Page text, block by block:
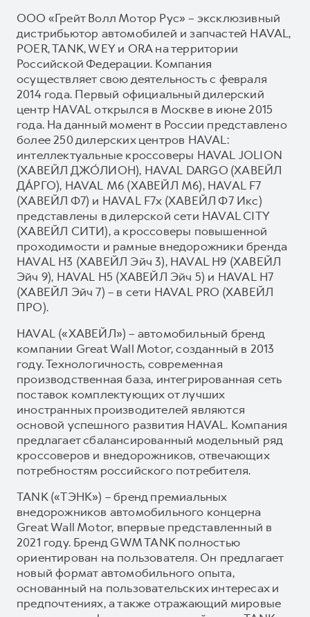
ООО «Грейт Волл Мотор Рус» – эксклюзивный
дистрибьютор автомобилей и запчастей HAVAL,
POER, TANK, WEY и ORA на территории
Российской Федерации. Компания
осуществляет свою деятельность с февраля
2014 года. Первый официальный дилерский
центр HAVAL открылся в Москве в июне 2015
года. На данный момент в России представлено
более 250 дилерских центров HAVAL:
интеллектуальные кроссоверы HAVAL JOLION
(ХАВЕЙЛ ДЖО́ЛИОН), HAVAL DARGO (ХАВЕЙЛ
ДА́РГО), HAVAL М6 (ХАВЕЙЛ M6), HAVAL F7
(ХАВЕЙЛ Ф7) и HAVAL F7x (ХАВЕЙЛ Ф7 Икс)
представлены в дилерской сети HAVAL CITY
(ХАВЕЙЛ СИТИ), а кроссоверы повышенной
проходимости и рамные внедорожники бренда
HAVAL H3 (ХАВЕЙЛ Эйч 3), HAVAL H9 (ХАВЕЙЛ
Эйч 9), HAVAL H5 (ХАВЕЙЛ Эйч 5) и HAVAL H7
(ХАВЕЙЛ Эйч 7) – в сети HAVAL PRO (ХАВЕЙЛ
ПРО).
HAVAL («ХАВЕЙЛ») – автомобильный бренд
компании Great Wall Motor, созданный в 2013
году. Технологичность, современная
производственная база, интегрированная сеть
поставок комплектующих от лучших
иностранных производителей являются
основой успешного развития HAVAL. Компания
предлагает сбалансированный модельный ряд
кроссоверов и внедорожников, отвечающих
потребностям российского потребителя.
TANK («ТЭНК») – бренд премиальных
внедорожников автомобильного концерна
Great Wall Motor, впервые представленный в
2021 году. Бренд GWM TANK полностью
ориентирован на пользователя. Он предлагает
новый формат автомобильного опыта,
основанный на пользовательских интересах и
предпочтениях, а также отражающий мировые